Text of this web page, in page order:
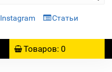
Instagram
Статьи
Товаров: 0